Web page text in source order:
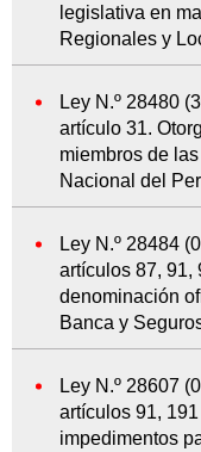
legislativa en
Regionales y
Ley N.º 28480
artículo 31.
miembros de
Nacional del
Ley N.º 28484
artículos 87, 91,
denominación
Banca y
Ley N.º 28607
artículos 91,
impedimentos